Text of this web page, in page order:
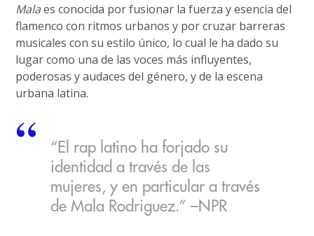
Malaes conocida por fusionar la fuerza y esencia del
flamenco con ritmos urbanos y por cruzar barreras
musicales con su estilo único, lo cual le ha dado su
lugar como una de las voces más influyentes,
poderosas y audaces del género, y de la escena
urbana latina.
“El rap latino ha forjado su
identidad a través de las
mujeres, y en particular a través
de Mala Rodriguez.” –NPR